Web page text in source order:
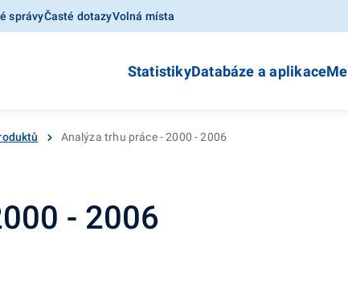
správyČasté dotazyVolná místa
StatistikyDatabáze a aplikace
Analýza trhu práce - 2000 - 2006
- 2006